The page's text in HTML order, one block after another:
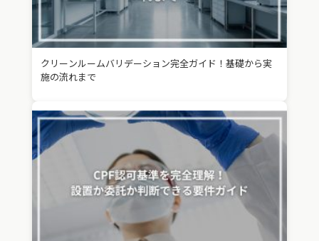
クリーンルームバリデーション完全ガイド！基礎から実
施の流れまで